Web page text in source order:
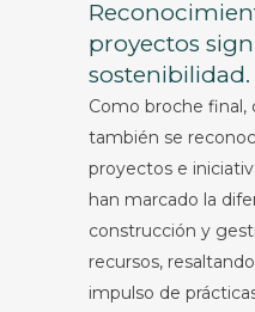
proyectos
sostenibilidad.
Como broche
también se
proyectos e
han marcado la
construcción y
recursos,
impulso de